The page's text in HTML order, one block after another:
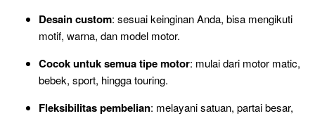
Desain custom: sesuai keinginan Anda, bisa mengikuti
motif, warna, dan model motor.
Cocok untuk semua tipe motor: mulai dari motor matic,
bebek, sport, hingga touring.
Fleksibilitas pembelian: melayani satuan, partai besar,